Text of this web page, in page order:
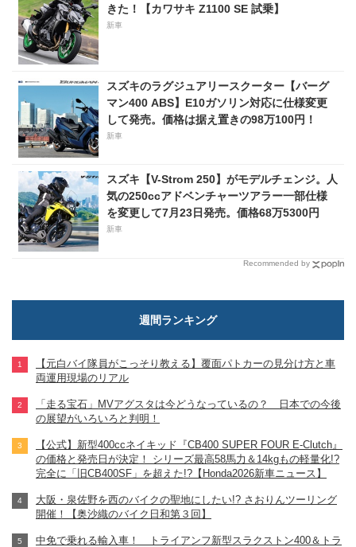
きた！【カワサキ Z1100 SE 試乗】
新車
スズキのラグジュアリースクーター【バーグ
マン400 ABS】E10ガソリン対応に仕様変更
して発売。価格は据え置きの98万100円！
新車
スズキ【V-Strom 250】がモデルチェンジ。人
気の250ccアドベンチャーツアラー一部仕様
を変更して7月23日発売。価格68万5300円
新車
Recommended by
週間ランキング
【元白バイ隊員がこっそり教える】覆面パトカーの見分け方と車
両運用現場のリアル
「走る宝石」MVアグスタは今どうなっているの？ 日本での今後
の展望がいろいろと判明！
【公式】新型400ccネイキッド『CB400 SUPER FOUR E-Clutch』
の価格と発売日が決定！ シリーズ最高58馬力＆14kgもの軽量化!?
完全に「旧CB400SF」を超えた!?【Honda2026新車ニュース】
大阪・泉佐野を西のバイクの聖地にしたい!? さおりんツーリング
開催！【奥沙織のバイク日和第３回】
中免で乗れる輸入車！ トライアンフ新型スラクストン400＆トラ